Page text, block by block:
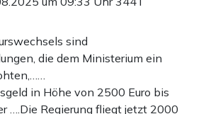
sind
die dem Ministerium ein
in Höhe von 2500 Euro bis
….Die Regierung fliegt jetzt 2000